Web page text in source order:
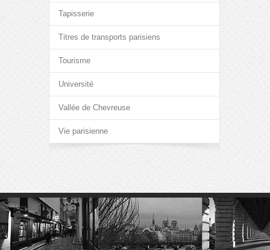
Tapisserie
Titres de transports parisiens
Tourisme
Université
Vallée de Chevreuse
Vie parisienne